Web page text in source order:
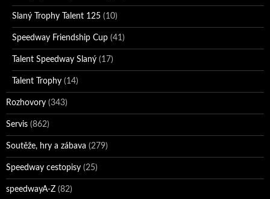
Slaný Trophy Talent 125 (10)
Speedway Friendship Cup (41)
Talent Speedway Slaný (17)
Talent Trophy (14)
Rozhovory (343)
Servis (862)
Soutěže, hry a zábava (279)
Speedway cestopisy (25)
speedwayA-Z (82)